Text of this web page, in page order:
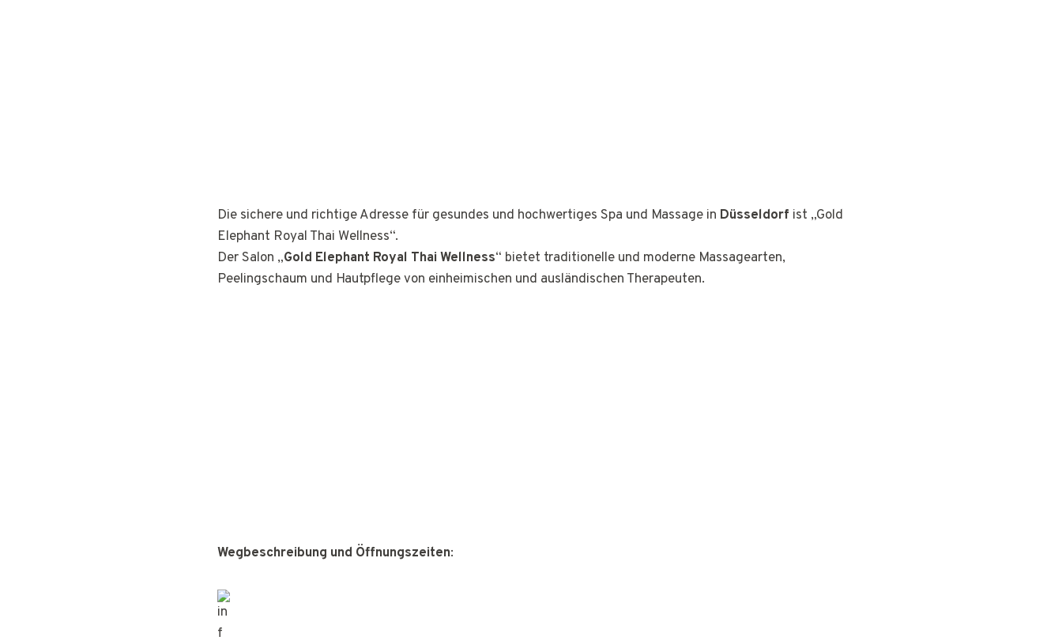
Die sichere und richtige Adresse für gesundes und hochwertiges Spa und Massage in Düsseldorf ist „Gold
Elephant Royal Thai Wellness“.
Der Salon „Gold Elephant Royal Thai Wellness“ bietet traditionelle und moderne Massagearten,
Peelingschaum und Hautpflege von einheimischen und ausländischen Therapeuten.
Wegbeschreibung und Öffnungszeiten: